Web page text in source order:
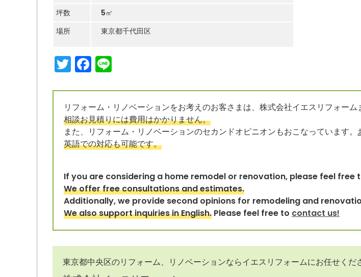
坪数
5㎡
場所
東京都千代田区
TwitterFacebook
リフォーム・リノベーションをお考えのお客さまは、株式会社イエスリフォーム
相談お見積りには費用はかかりません。
また、リフォーム・リノベーションのセカンドオピニオンもおこなっています。
英語での対応も可能です。
If you are considering a home remodel or renovation, please feel free
We offer free consultations and estimates.
Additionally, we provide second opinions for remodeling and
We also support inquiries in English. Please feel free to contact us!
東京都中央区のリフォーム、リノベーションならイエスリフォームにお任せくだ